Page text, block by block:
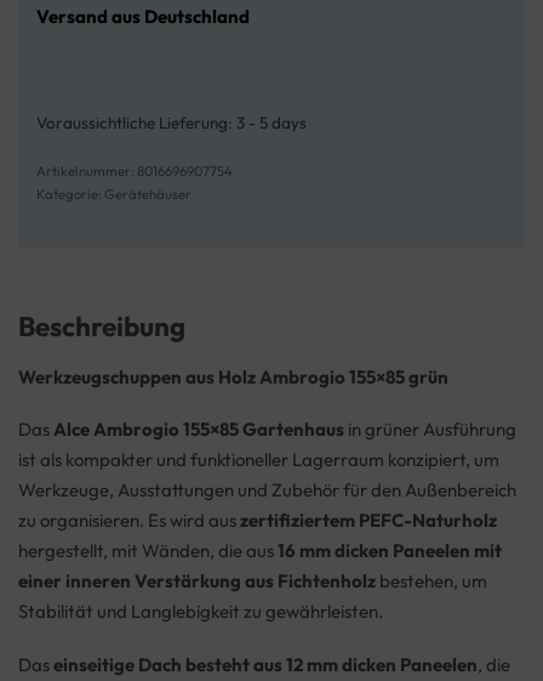
Versand aus Deutschland
Voraussichtliche Lieferung: 3 - 5 days
8016696907754
Kategorie: Gerätehäuser
Beschreibung
Werkzeugschuppen aus Holz Ambrogio 155×85 grün
DasAlce Ambrogio 155×85 Gartenhaus in grüner Ausführung
ist als kompakter und funktioneller Lagerraum konzipiert, um
Werkzeuge, Ausstattungen und Zubehör für den Außenbereich
zu organisieren. Es wird auszertifiziertem PEFC-Naturholz
hergestellt, mit Wänden, die aus16 mm dicken Paneelen mit
einer inneren Verstärkung aus Fichtenholz bestehen, um
Stabilität und Langlebigkeit zu gewährleisten.
Daseinseitige Dach besteht aus 12 mm dicken Paneelen, die